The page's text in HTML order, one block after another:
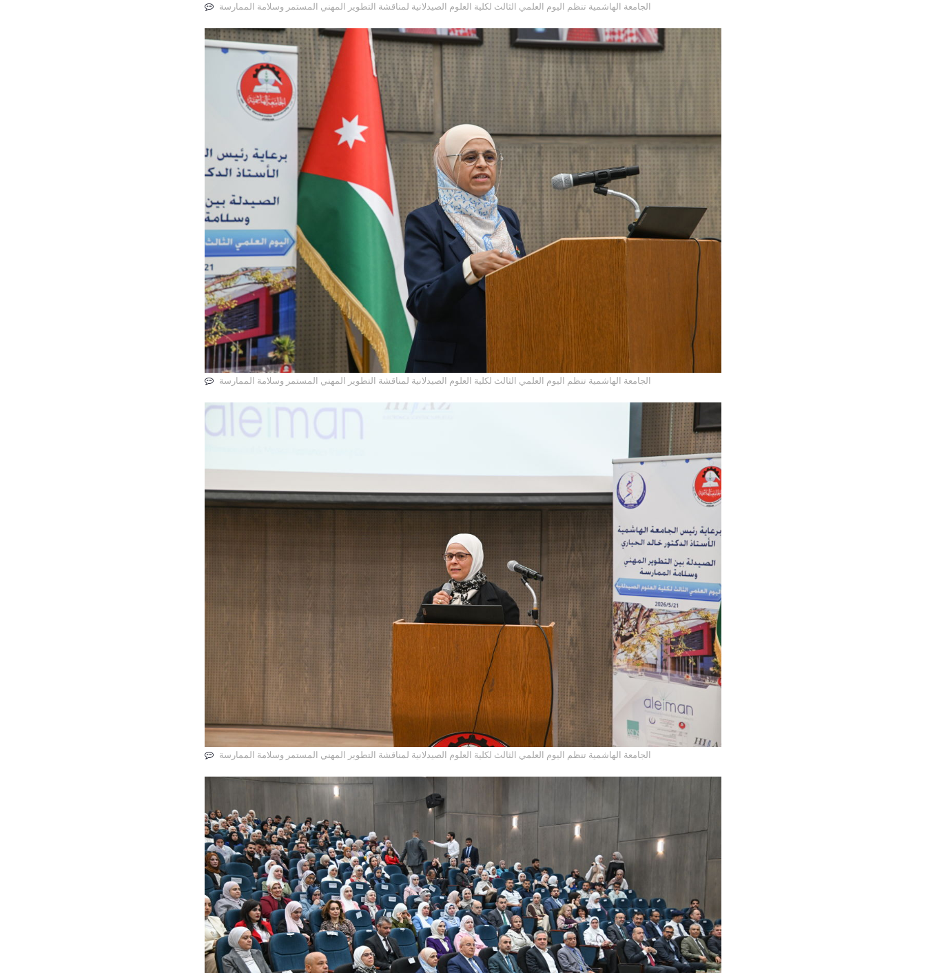
الجامعة الهاشمية تنظم اليوم العلمي الثالث لكلية العلوم الصيدلانية لمناقشة التطوير المهني المستمر وسلامة الممارسة
الجامعة الهاشمية تنظم اليوم العلمي الثالث لكلية العلوم الصيدلانية لمناقشة التطوير المهني المستمر وسلامة الممارسة
الجامعة الهاشمية تنظم اليوم العلمي الثالث لكلية العلوم الصيدلانية لمناقشة التطوير المهني المستمر وسلامة الممارسة